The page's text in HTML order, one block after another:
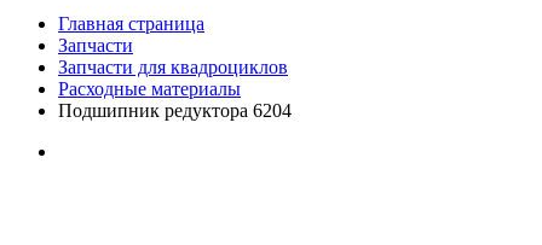
Главная страница
Запчасти
Запчасти для квадроциклов
Расходные материалы
Подшипник редуктора 6204